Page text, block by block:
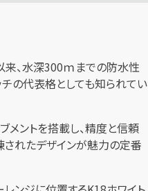
来、水深300ｍまでの防水性
の代表格としても知られてい
ントを搭載し、精度と信頼
れたデザインが魅力の定番